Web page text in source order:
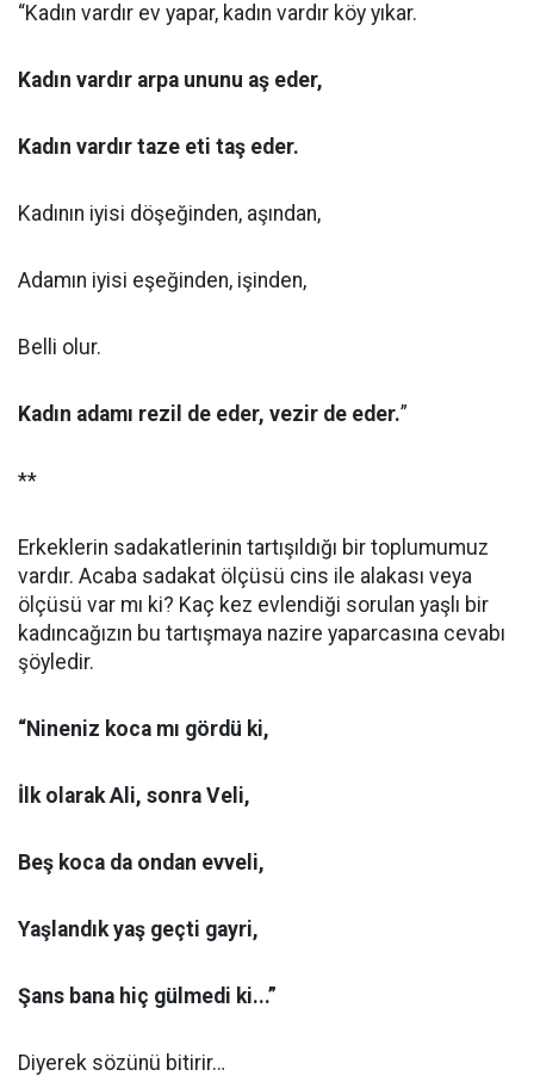
“Kadın vardır ev yapar, kadın vardır köy yıkar.
Kadın vardır arpa ununu aş eder,
Kadın vardır taze eti taş eder.
Kadının iyisi döşeğinden, aşından,
Adamın iyisi eşeğinden, işinden,
Belli olur.
Kadın adamı rezil de eder, vezir de eder.”
**
Erkeklerin sadakatlerinin tartışıldığı bir toplumumuz
vardır. Acaba sadakat ölçüsü cins ile alakası veya
ölçüsü var mı ki? Kaç kez evlendiği sorulan yaşlı bir
kadıncağızın bu tartışmaya nazire yaparcasına cevabı
şöyledir.
“Nineniz koca mı gördü ki,
İlk olarak Ali, sonra Veli,
Beş koca da ondan evveli,
Yaşlandık yaş geçti gayri,
Şans bana hiç gülmedi ki...”
Diyerek sözünü bitirir…